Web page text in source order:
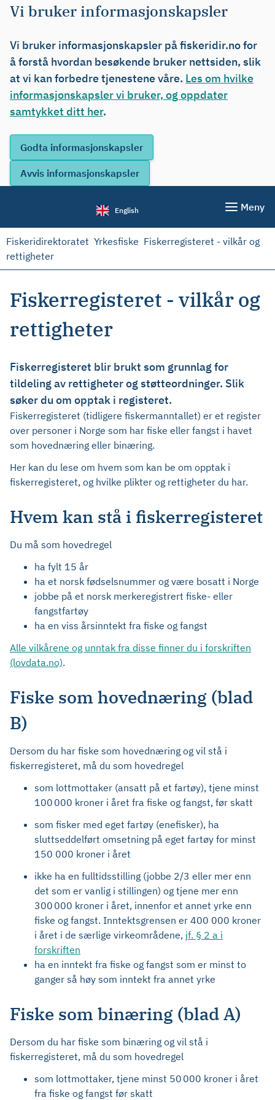
Vi bruker informasjonskapsler
Vi bruker informasjonskapsler på fiskeridir.no for
å forstå hvordan besøkende bruker nettsiden, slik
at vi kan forbedre tjenestene våre. Les om hvilke
informasjonskapsler vi bruker, og oppdater
samtykket ditt her.
English Meny
Fiskeridirektoratet Yrkesfiske Fiskerregisteret - vilkår og
rettigheter
Fiskerregisteret - vilkår og
rettigheter
Fiskerregisteret blir brukt som grunnlag for
tildeling av rettigheter og støtteordninger. Slik
søker du om opptak i registeret.
Fiskerregisteret (tidligere fiskermanntallet) er et register
over personer i Norge som har fiske eller fangst i havet
som hovednæring eller binæring.
Her kan du lese om hvem som kan be om opptak i
fiskerregisteret, og hvilke plikter og rettigheter du har.
Hvem kan stå i fiskerregisteret
Du må som hovedregel
ha fylt 15 år
ha et norsk fødselsnummer og være bosatt i Norge
jobbe på et norsk merkeregistrert fiske- eller
fangstfartøy
ha en viss årsinntekt fra fiske og fangst
Alle vilkårene og unntak fra disse finner du i forskriften
(lovdata.no).
Fiske som hovednæring (blad
B)
Dersom du har fiske som hovednæring og vil stå i
fiskerregisteret, må du som hovedregel
som lottmottaker (ansatt på et fartøy), tjene minst
100 000 kroner i året fra fiske og fangst, før skatt
som fisker med eget fartøy (enefisker), ha
sluttseddelført omsetning på eget fartøy for minst
150 000 kroner i året
ikke ha en fulltidsstilling (jobbe 2/3 eller mer enn
det som er vanlig i stillingen) og tjene mer enn
300 000 kroner i året, innenfor et annet yrke enn
fiske og fangst. Inntektsgrensen er 400 000 kroner
i året i de særlige virkeområdene, jf. § 2 a i
forskriften
ha en inntekt fra fiske og fangst som er minst to
ganger så høy som inntekt fra annet yrke
Fiske som binæring (blad A)
Dersom du har fiske som binæring og vil stå i
fiskerregisteret, må du som hovedregel
som lottmottaker, tjene minst 50 000 kroner i året
fra fiske og fangst før skatt